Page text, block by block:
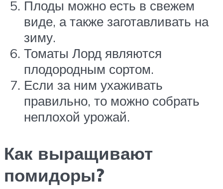
Плоды можно есть в свежем
виде, а также заготавливать на
зиму.
Томаты Лорд являются
плодородным сортом.
Если за ним ухаживать
правильно, то можно собрать
неплохой урожай.
Как выращивают
помидоры?